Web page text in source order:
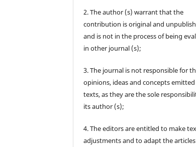
2. The author (s) warrant that the
contribution is original and
and is not in the process of being
in other journal (s);
3. The journal is not responsible for
opinions, ideas and concepts
texts, as they are the sole
its author (s);
4. The editors are entitled to make
adjustments and to adapt the